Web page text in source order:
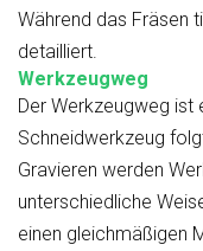
Während das Fräsen
detailliert.
Werkzeugweg
Der Werkzeugweg ist
Schneidwerkzeug
Gravieren werden
unterschiedliche
einen gleichmäßigen